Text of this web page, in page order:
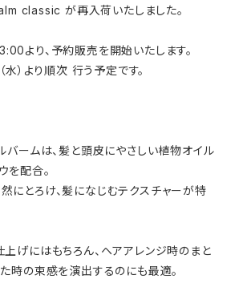
classic が再入荷いたしました。
より、予約販売を開始いたします。
）より順次 行う予定です。
バームは、髪と頭皮にやさしい植物オイル
を配合。
にとろけ、髪になじむテクスチャーが特
上げにはもちろん、ヘアアレンジ時のまと
た時の束感を演出するのにも最適。